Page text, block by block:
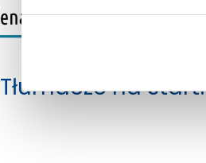
Tłumacze na